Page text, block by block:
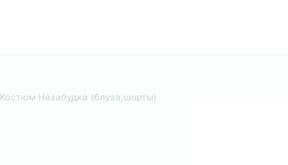
Костюм Незабудка (блуза,шорты)